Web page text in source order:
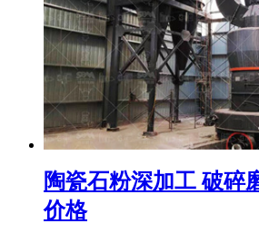
陶瓷石粉深加工 破碎
价格